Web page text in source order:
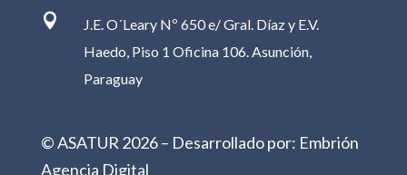

J.E. O´Leary Nº 650 e/ Gral. Díaz y E.V.
Haedo, Piso 1 Oficina 106. Asunción,
Paraguay
© ASATUR 2026– Desarrollado por: Embrión
Agencia Digital